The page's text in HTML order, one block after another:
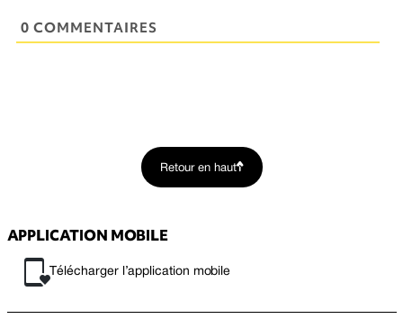
0 COMMENTAIRES
Retour en haut
APPLICATION MOBILE
Télécharger l’application mobile